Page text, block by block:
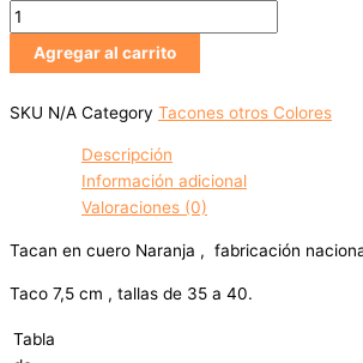
Agregar al carrito
SKU N/A Category Tacones otros Colores
Descripción
Información adicional
Valoraciones (0)
Tacan en cuero Naranja , fabricación
Taco 7,5 cm , tallas de 35 a 40.
Tabla